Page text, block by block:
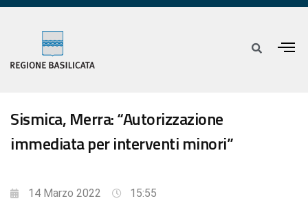
Sismica, Merra: “Autorizzazione
immediata per interventi minori”
14 Marzo 2022
15:55